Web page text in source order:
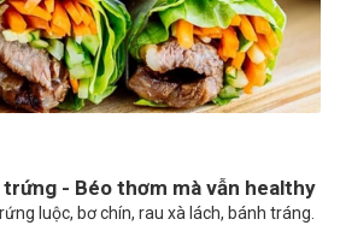
- Béo thơm mà vẫn healthy
luộc, bơ chín, rau xà lách, bánh tráng.